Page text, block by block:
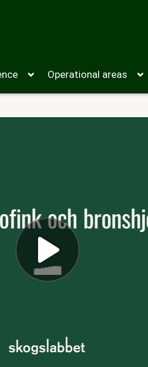
Operational areas